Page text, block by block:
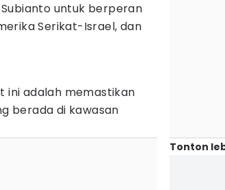
untuk berperan
Serikat-Israel, dan
ini adalah memastikan
berada di kawasan
Tonton